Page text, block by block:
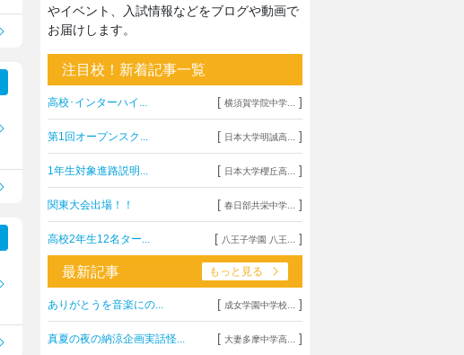
やイベント、入試情報などをブログや動画で
お届けします。
注目校！新着記事一覧
高校･インターハイ... [ 横須賀学院中学... ]
第1回オープンスク... [ 日本大学明誠高... ]
1年生対象進路説明... [ 日本大学櫻丘高... ]
関東大会出場！！ [ 春日部共栄中学... ]
高校2年生12名ター... [ 八王子学園 八王... ]
最新記事 もっと見る
ありがとうを音楽にの... [ 成女学園中学校... ]
真夏の夜の納涼企画実話怪... [ 大妻多摩中学高... ]